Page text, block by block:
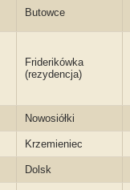
Butowce
Friderikówka
(rezydencja)
Nowosiółki
Krzemieniec
Dolsk